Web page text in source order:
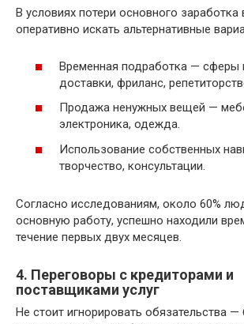
В условиях потери основного заработка
оперативно искать альтернативные
Временная подработка — сферы
доставки, фриланс,
Продажа ненужных вещей —
электроника, одежда.
Использование собственных
творчество, консультации.
Согласно исследованиям, около 60%
основную работу, успешно находили
течение первых двух месяцев.
4. Переговоры с кредиторами и
поставщиками услуг
Не стоит игнорировать обязательства —